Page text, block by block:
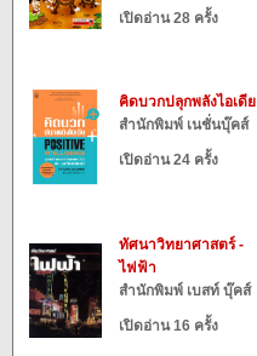
เปิดอ่าน 28 ครั้ง
คิดบวกปลุกพลังไอเดีย
สำนักพิมพ์ เนชั่นบุ๊คส์
เปิดอ่าน 24 ครั้ง
ทัศนาวิทยาศาสตร์ -
ไฟฟ้า
สำนักพิมพ์ เบสท์ บุ๊คส์
เปิดอ่าน 16 ครั้ง